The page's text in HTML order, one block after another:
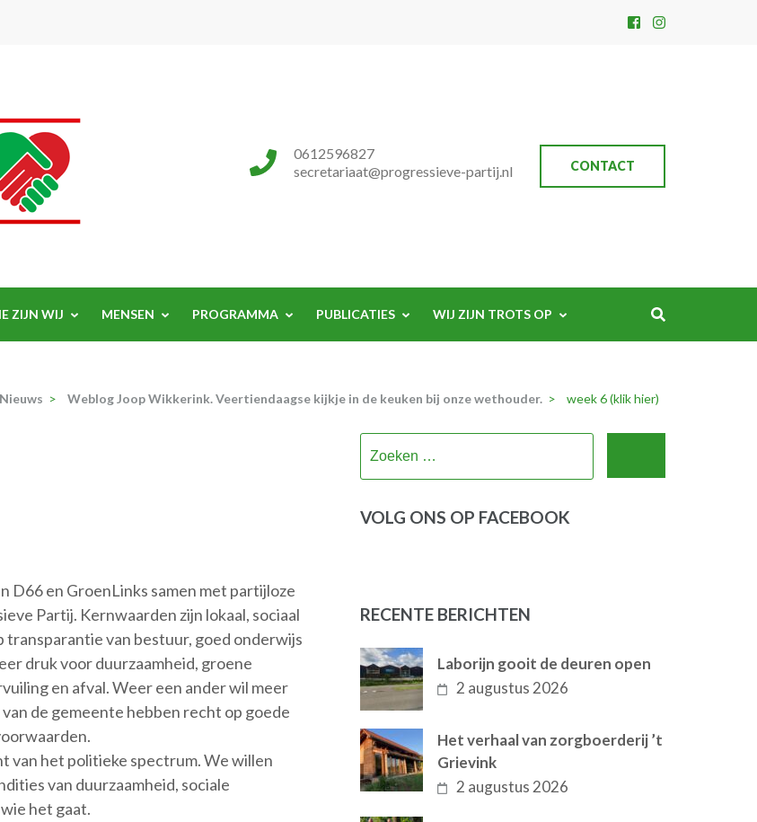
CONTACT
0612596827
secretariaat@progressieve-partij.nl
ZIJN WIJ MENSEN PROGRAMMA PUBLICATIES WIJ ZIJN TROTS OP
Nieuws > Weblog Joop Wikkerink. Veertiendaagse kijkje in de keuken bij onze wethouder. > week 6 (klik hier)
D66 en GroenLinks samen met partijloze
Partij. Kernwaarden zijn lokaal, sociaal
transparantie van bestuur, goed onderwijs
druk voor duurzaamheid, groene
en afval. Weer een ander wil meer
de gemeente hebben recht op goede
van het politieke spectrum. We willen
van duurzaamheid, sociale
het gaat.
VOLG ONS OP FACEBOOK
RECENTE BERICHTEN
Laborijn gooit de deuren open
2 augustus 2026
Het verhaal van zorgboerderij ’t
Grievink
2 augustus 2026